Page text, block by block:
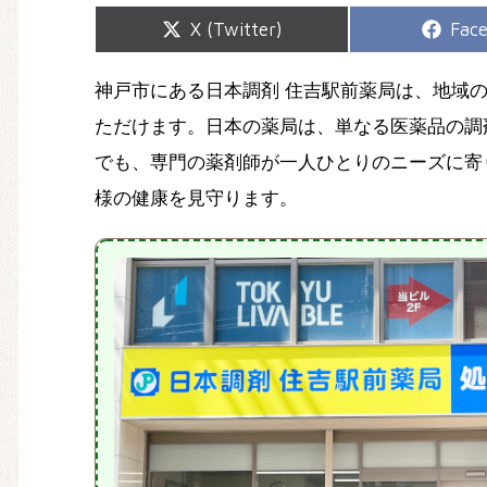
Share
X (Twitter)
神戸市にある日本調剤 住吉駅前薬局は、地域
ただけます。日本の薬局は、単なる医薬品の
でも、専門の薬剤師が一人ひとりのニーズに
様の健康を見守ります。